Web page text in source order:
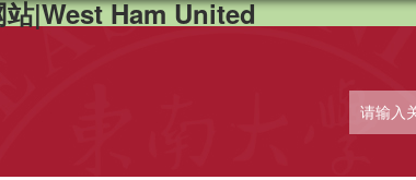
站|West Ham United